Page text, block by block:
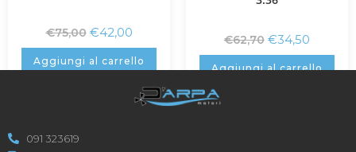
€75,00 €42,00
Aggiungi al carrello
€62,70 €34,50
Aggiungi al carrello
091 323619